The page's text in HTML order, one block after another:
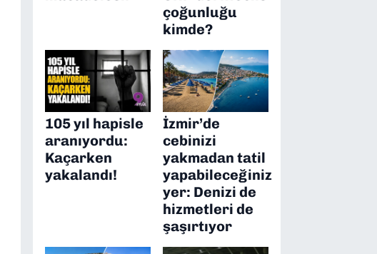
çoğunluğu
kimde?
105 yıl hapisle
aranıyordu:
Kaçarken
yakalandı!
İzmir’de
cebinizi
yakmadan tatil
yapabileceğiniz
yer: Denizi de
hizmetleri de
şaşırtıyor